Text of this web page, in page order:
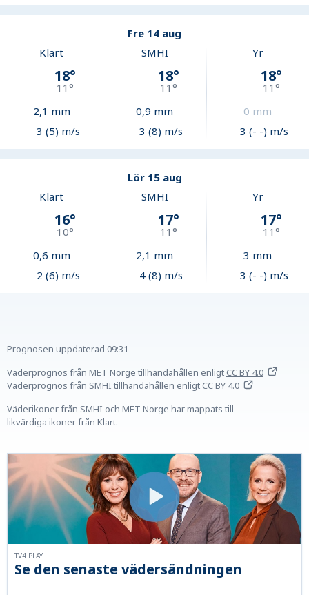
Fre 14 aug
Klart
18°
11°
2,1 mm
3 (5) m/s
SMHI
18°
11 °
0,9 mm
3 (8) m/s
Yr
18°
11°
0 mm
3 (- -) m/s
Lör 15 aug
Klart
16°
10°
0,6 mm
2 (6) m/s
SMHI
17°
11 °
2,1 mm
4 (8) m/s
Yr
17°
11°
3 mm
3 (- -) m/s
Prognosen uppdaterad 09:31
Väderprognos från MET Norge tillhandahållen enligtCC BY 4.0
Väderprognos från SMHI tillhandahållen enligtCC BY 4.0
Väderikoner från SMHI och MET Norge har mappats till
likvärdiga ikoner från Klart.
Se den senaste vädersändningen
TV4 PLAY